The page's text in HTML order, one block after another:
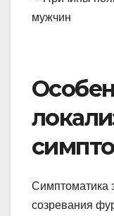
Симптоматика
созревания